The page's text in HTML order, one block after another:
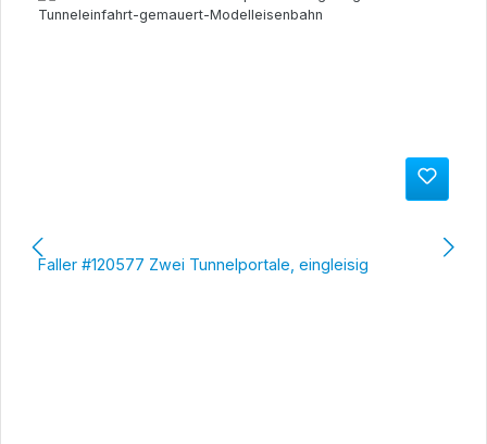
Faller #120577 Zwei Tunnelportale, eingleisig